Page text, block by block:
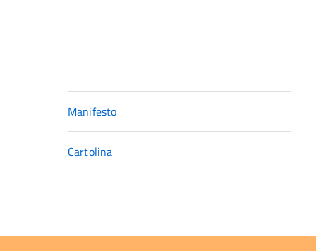
Manifesto
Cartolina